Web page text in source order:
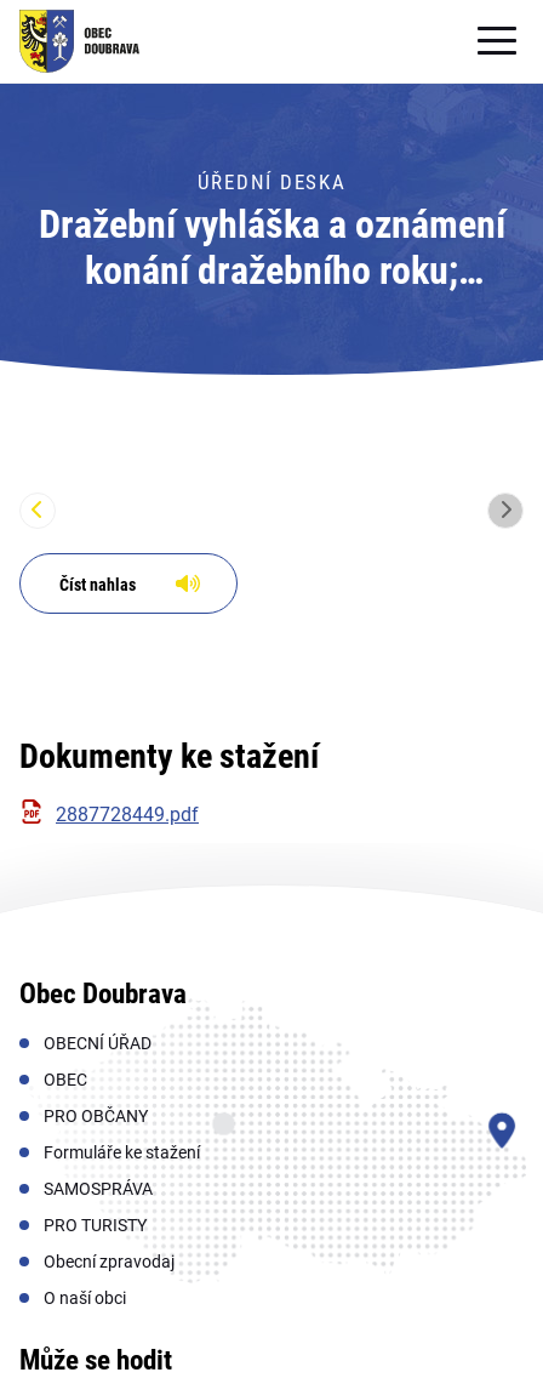
OBECNÍ ÚŘAD
PRO OBČANY
Formuláře ke stažení
PRO TURISTY
ÚŘEDNÍ DESKA
Dražební vyhláška a oznámení
konání dražebního roku;
Břeclav
Číst nahlas
Dokumenty ke stažení
2887728449.pdf
Obec Doubrava
OBECNÍ ÚŘAD
OBEC
PRO OBČANY
Formuláře ke stažení
SAMOSPRÁVA
PRO TURISTY
Obecní zpravodaj
O naší obci
Může se hodit